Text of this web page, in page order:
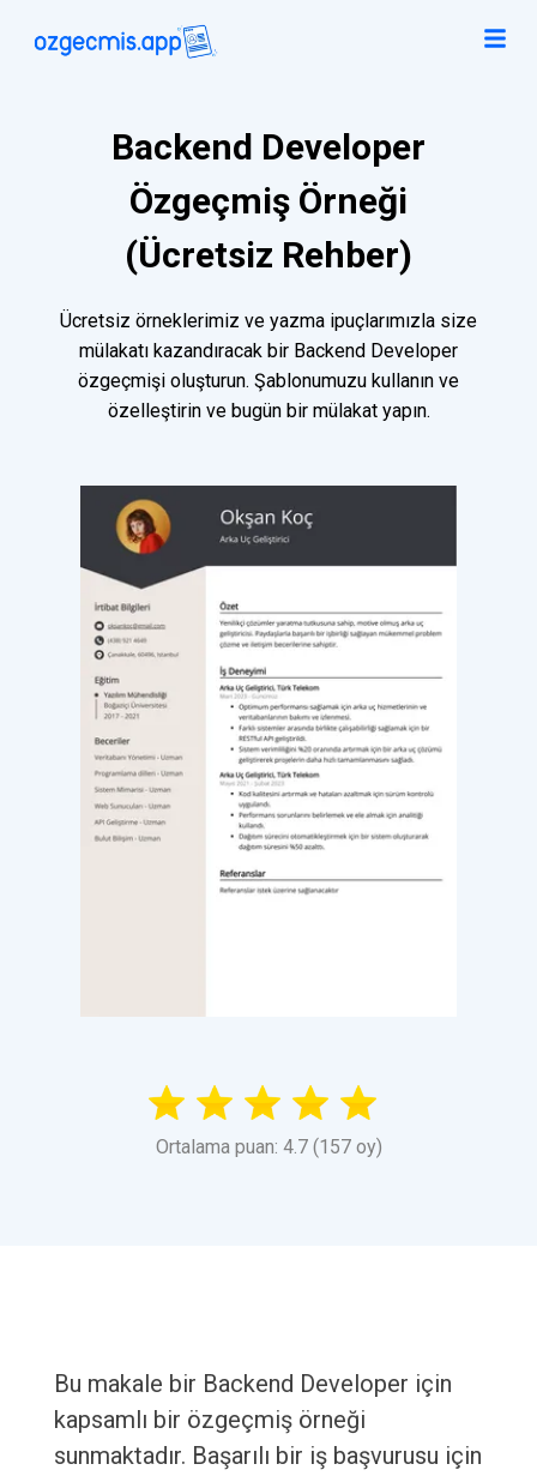
Backend Developer
Özgeçmiş Örneği
(Ücretsiz Rehber)
Ücretsiz örneklerimiz ve yazma ipuçlarımızla size
mülakatı kazandıracak bir Backend Developer
özgeçmişi oluşturun. Şablonumuzu kullanın ve
özelleştirin ve bugün bir mülakat yapın.
Ortalama puan: 4.7 (157 oy)
Bu makale bir Backend Developer için
kapsamlı bir özgeçmiş örneği
sunmaktadır. Başarılı bir iş başvurusu için